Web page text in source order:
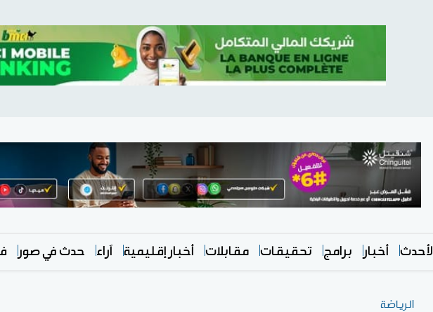
الأحدث أخبار برامج تحقيقات مقابلات أخبار إقليمية آراء حدث في صور
الرياضة